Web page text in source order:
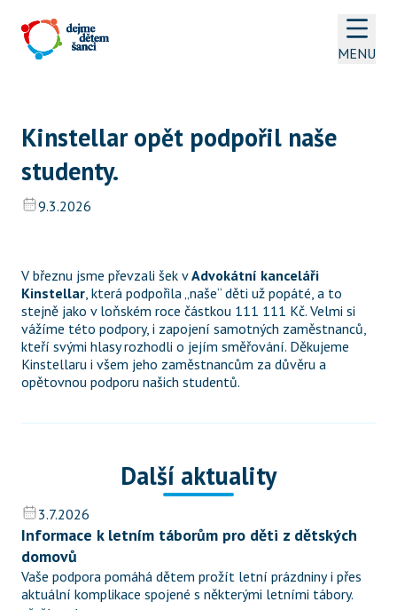
MENU
Kinstellar opět podpořil naše
studenty.
9.3.2026
V březnu jsme převzali šek v Advokátní kanceláři
Kinstellar, která podpořila „naše“ děti už popáté, a to
stejně jako v loňském roce částkou 111 111 Kč. Velmi si
vážíme této podpory, i zapojení samotných zaměstnanců,
kteří svými hlasy rozhodli o jejím směřování. Děkujeme
Kinstellaru i všem jeho zaměstnancům za důvěru a
opětovnou podporu našich studentů.
Další aktuality
3.7.2026
Informace k letním táborům pro děti z dětských
domovů
Vaše podpora pomáhá dětem prožít letní prázdniny i přes
aktuální komplikace spojené s některými letními tábory.